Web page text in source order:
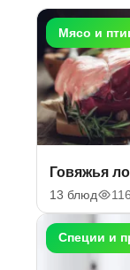
Мясо и
Говяжья
13 блюд
Специи и